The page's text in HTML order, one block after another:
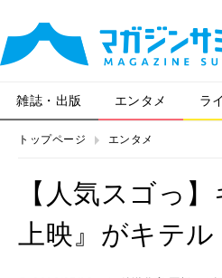
雑誌・出版 エンタメ ラ
トップページ エンタメ
【人気スゴっ
上映』がキテル